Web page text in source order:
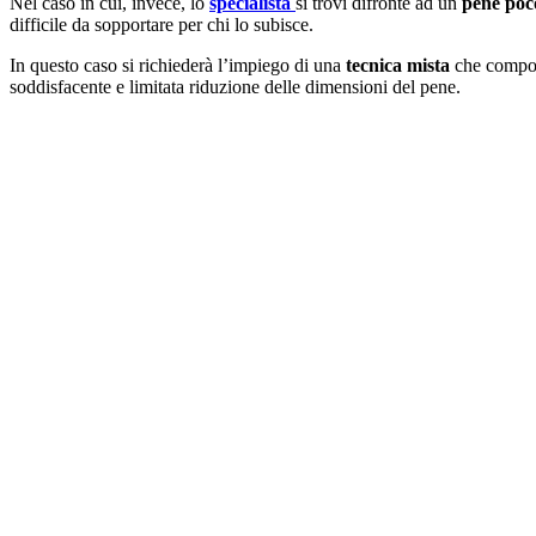
difficile da sopportare per chi lo subisce.
In questo caso si richiederà l’impiego di una tecnica mista che
soddisfacente e limitata riduzione delle dimensioni del pene.